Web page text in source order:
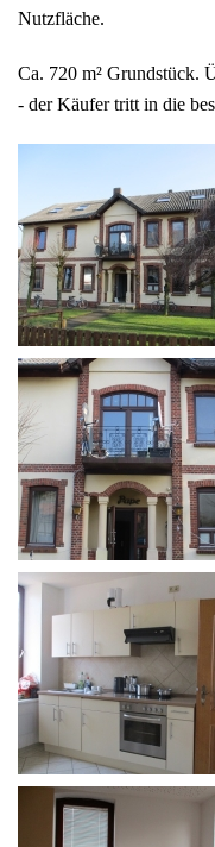
Nutzfläche.
Ca. 720 m² Grundstück.
- der Käufer tritt in die